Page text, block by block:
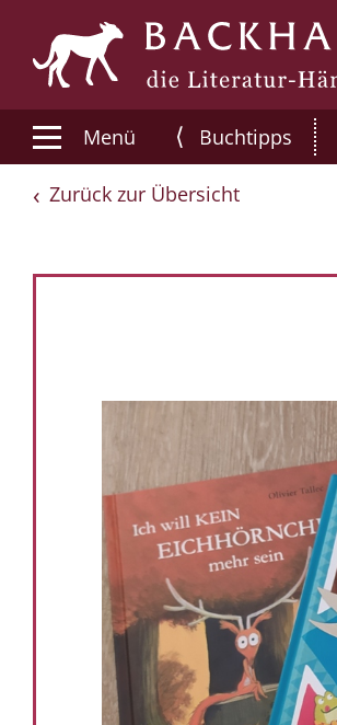
Menü ⟨ Buchtipps
Zurück zur Übersicht